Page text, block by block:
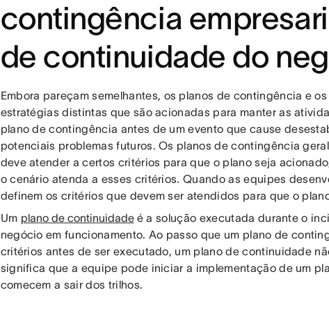
contingência
de continuidade do
Embora pareçam semelhantes, os planos de contingência e
estratégias distintas que são acionadas para manter as
plano de contingência antes de um evento que cause
potenciais problemas futuros. Os planos de contingência
deve atender a certos critérios para que o plano seja
o cenário atenda a esses critérios. Quando as equipes
definem os critérios que devem ser atendidos para que o
Um plano de continuidadeé a solução executada durante o
negócio em funcionamento. Ao passo que um plano de
critérios antes de ser executado, um plano de continuidade
significa que a equipe pode iniciar a implementação de um
comecem a sair dos trilhos.